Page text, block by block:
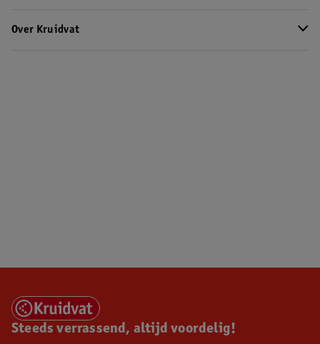
Over Kruidvat
Steeds verrassend, altijd voordelig!